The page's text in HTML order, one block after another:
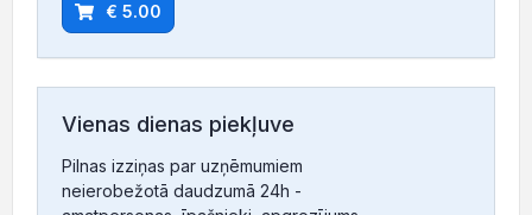
€ 5.00
Vienas dienas piekļuve
Pilnas izziņas par uzņēmumiem
neierobežotā daudzumā 24h -